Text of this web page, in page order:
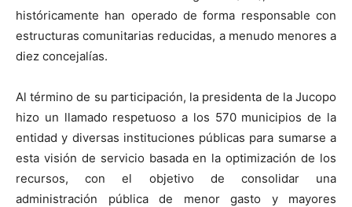
históricamente han operado de forma responsable con
estructuras comunitarias reducidas, a menudo menores a
diez concejalías.
Al término de su participación, la presidenta de la Jucopo
hizo un llamado respetuoso a los 570 municipios de la
entidad y diversas instituciones públicas para sumarse a
esta visión de servicio basada en la optimización de los
recursos, con el objetivo de consolidar una
administración pública de menor gasto y mayores